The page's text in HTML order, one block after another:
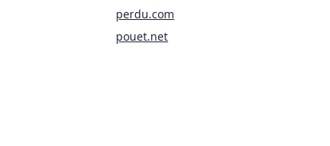
perdu.com
pouet.net